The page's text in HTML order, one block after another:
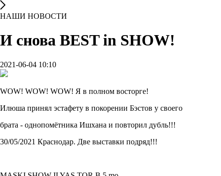
НАШИ НОВОСТИ
И снова ВEST in SHOW!
2021-06-04 10:10
WOW! WOW! WOW! Я в полном восторге!
Илюша принял эстафету в покорении Бэстов у своего
брата - однопомётника Ишхана и повторил дубль!!!
30/05/2021 Краснодар. Две выставки подряд!!!